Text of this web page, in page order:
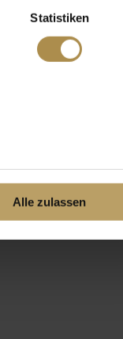
Statistiken
Alle zulassen